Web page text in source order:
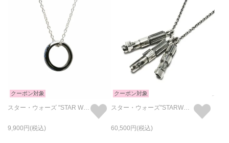
クーポン対象
スター・ウォーズ "STAR WARS™" イントロダクトメッセージネックレス-ブラック
9,900
クーポン対象
スター・ウォーズ"STARWARS™"ライトセーバーネックレス-3peace-
60,500